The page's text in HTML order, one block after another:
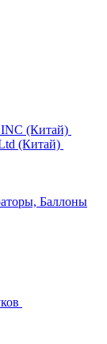
(Китай)
(Китай)
Баллоны